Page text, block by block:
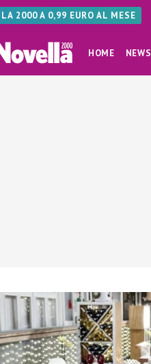
2000 A 0,99 EURO AL MESE
HOME NEWS